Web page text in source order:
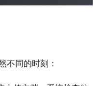
不同的时刻：